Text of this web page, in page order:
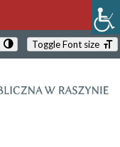
Toggle Font size